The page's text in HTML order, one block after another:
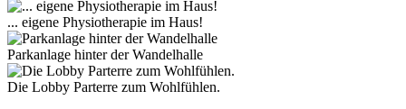
... eigene Physiotherapie im Haus!
Parkanlage hinter der Wandelhalle
Die Lobby Parterre zum Wohlfühlen.